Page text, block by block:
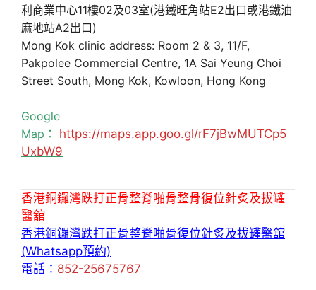
利商業中心11樓02及03室(港鐵旺角站E2出口或港鐵油
麻地站A2出口)
Mong Kok clinic address: Room 2 & 3, 11/F,
Pakpolee Commercial Centre, 1A Sai Yeung Choi
Street South, Mong Kok, Kowloon, Hong Kong
Google
Map： https://maps.app.goo.gl/rF7jBwMUTCp5
UxbW9
香港銅鑼灣跌打正骨整脊啪骨整骨復位針炙及拔罐
醫舘
香港銅鑼灣跌打正骨整脊啪骨復位針炙及拔罐醫舘
(Whatsapp預約)
電話： 852-25675767